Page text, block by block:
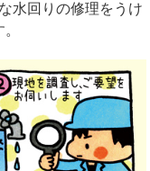
水回りの修理をうけ